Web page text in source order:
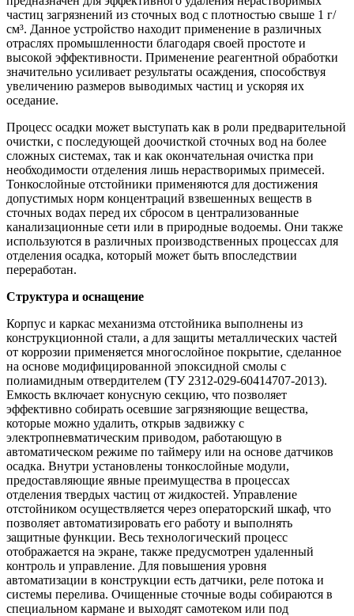
частиц загрязнений из сточных вод с плотностью свыше 1 г/
см³. Данное устройство находит применение в различных
отраслях промышленности благодаря своей простоте и
высокой эффективности. Применение реагентной обработки
значительно усиливает результаты осаждения, способствуя
увеличению размеров выводимых частиц и ускоряя их
оседание.
Процесс осадки может выступать как в роли предварительной
очистки, с последующей доочисткой сточных вод на более
сложных системах, так и как окончательная очистка при
необходимости отделения лишь нерастворимых примесей.
Тонкослойные отстойники применяются для достижения
допустимых норм концентраций взвешенных веществ в
сточных водах перед их сбросом в централизованные
канализационные сети или в природные водоемы. Они также
используются в различных производственных процессах для
отделения осадка, который может быть впоследствии
переработан.
Структура и оснащение
Корпус и каркас механизма отстойника выполнены из
конструкционной стали, а для защиты металлических частей
от коррозии применяется многослойное покрытие, сделанное
на основе модифицированной эпоксидной смолы с
полиамидным отвердителем (ТУ 2312-029-60414707-2013).
Емкость включает конусную секцию, что позволяет
эффективно собирать осевшие загрязняющие вещества,
которые можно удалить, открыв задвижку с
электропневматическим приводом, работающую в
автоматическом режиме по таймеру или на основе датчиков
осадка. Внутри установлены тонкослойные модули,
предоставляющие явные преимущества в процессах
отделения твердых частиц от жидкостей. Управление
отстойником осуществляется через операторский шкаф, что
позволяет автоматизировать его работу и выполнять
защитные функции. Весь технологический процесс
отображается на экране, также предусмотрен удаленный
контроль и управление. Для повышения уровня
автоматизации в конструкции есть датчики, реле потока и
системы перелива. Очищенные сточные воды собираются в
специальном кармане и выходят самотеком или под